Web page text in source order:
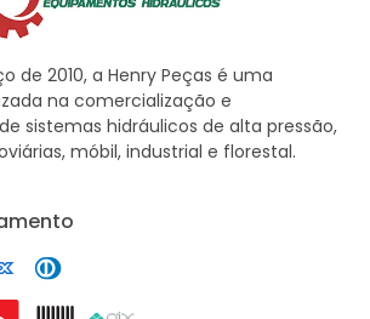
de 2010, a Henry Peças é uma
na comercialização e
sistemas hidráulicos de alta pressão,
móbil, industrial e florestal.